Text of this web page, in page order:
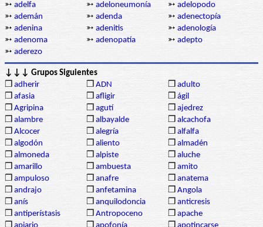
➳ adelfa ➳ adeloneumonía ➳ adelopodo
➳ ademán ➳ adenda ➳ adenectopía
➳ adenina ➳ adenitis ➳ adenología
➳ adenoma ➳ adenopatía ➳ adepto
➳ aderezo
↓↓↓ Grupos Siguientes
❒ adherir ❒ ADN ❒ adulto
❒ afasia ❒ afligir ❒ ágil
❒ Agripina ❒ agutí ❒ ajedrez
❒ alambre ❒ albayalde ❒ alcachofa
❒ Alcocer ❒ alegría ❒ alfalfa
❒ algodón ❒ aliento ❒ almadén
❒ almoneda ❒ alpiste ❒ aluche
❒ amarillo ❒ ambuesta ❒ amito
❒ ampuloso ❒ anafre ❒ anatema
❒ andrajo ❒ anfetamina ❒ Angola
❒ anís ❒ anquilodoncia ❒ anticresis
❒ antiperístasis ❒ Antropoceno ❒ apache